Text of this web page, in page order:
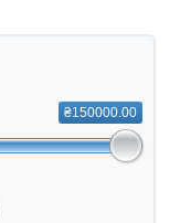
₴150000.00